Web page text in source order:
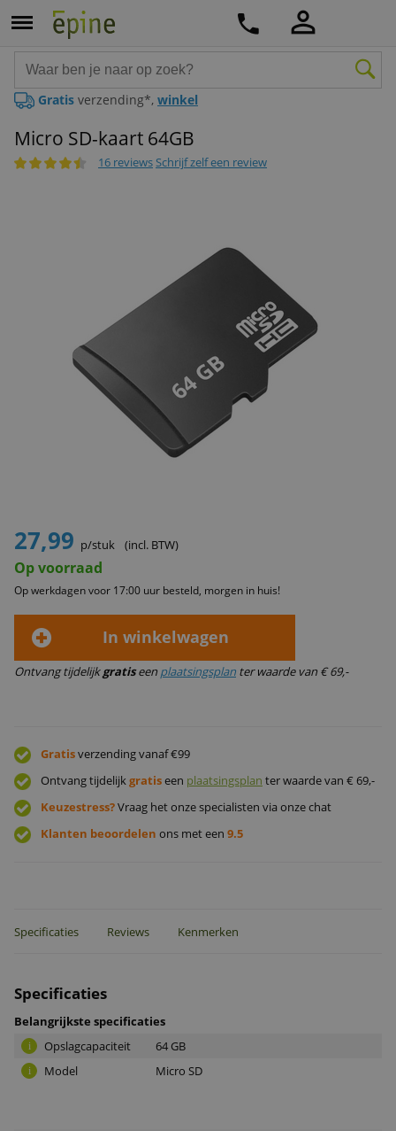
Gratis verzending*, winkel
Micro SD-kaart 64GB
16 reviews Schrijf zelf een review
27,99 p/stuk (incl. BTW)
Op voorraad
Op werkdagen voor 17:00 uur besteld, morgen in huis!
In winkelwagen
Ontvang tijdelijkgratiseen plaatsingsplan ter waarde van € 69,-
Gratisverzending vanaf €99
Ontvang tijdelijkgratiseen plaatsingsplan ter waarde van € 69,-
Keuzestress?Vraag het onze specialisten via onze chat
Klanten beoordelen ons met een 9.5
Specificaties Reviews Kenmerken
Specificaties
Belangrijkste specificaties
i Opslagcapaciteit 64 GB
i Model Micro SD